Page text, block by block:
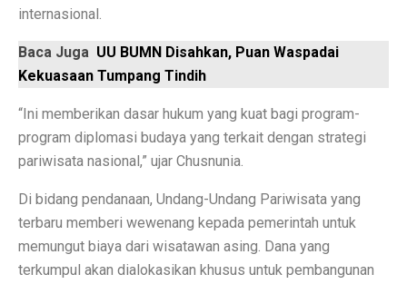
10 Film Horor Tersembunyi yang Harus Ditonton Saat
WIFI, TLKM dan DSSA Bersaing di Lelang
Lomba Pesawat Tempur Generasi Kelima Dimulai,
Harga Naik Terus, Cek Saham Lapis Kedua yang
Saham Bank Besar Turun Bersama, Ini
5 Fakta Menarik Kota Gjirokastër, Penuh Bangunan
internasional.
Baca Juga UU BUMN Disahkan, Puan Waspadai
Kekuasaan Tumpang Tindih
“Ini memberikan dasar hukum yang kuat bagi program-
program diplomasi budaya yang terkait dengan strategi
pariwisata nasional,” ujar Chusnunia.
Di bidang pendanaan, Undang-Undang Pariwisata yang
terbaru memberi wewenang kepada pemerintah untuk
memungut biaya dari wisatawan asing. Dana yang
terkumpul akan dialokasikan khusus untuk pembangunan